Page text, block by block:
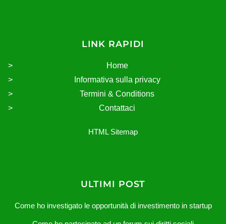
LINK RAPIDI
Home
Informativa sulla privacy
Termini & Conditions
Contattaci
HTML Sitemap
ULTIMI POST
Come ho investigato le opportunità di investimento in startup